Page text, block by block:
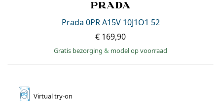
Prada 0PR A15V 10J1O1 52
€ 169,90
Gratis bezorging & model op voorraad
Virtualtry-on